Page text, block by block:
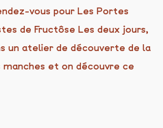
vous pour Les Portes
de Fructôse Les deux jours,
un atelier de découverte de la
et on découvre ce